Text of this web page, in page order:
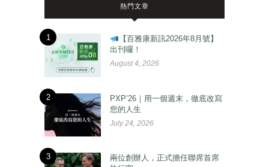
熱門文章
1
【百雅康新訊2026年8月號】
出刊囉！
August 4, 2026
2
PXP’26｜用一個週末，徹底改寫
您的人生
July 24, 2026
3
兩位創辦人，正式擔任聯席首席